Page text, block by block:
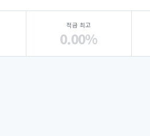
적금 최고
0.00%